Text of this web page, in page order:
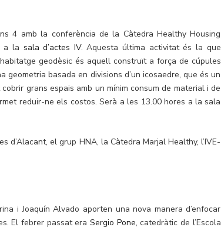
4 amb la conferència de la Càtedra Healthy Housing
a la sala d’actes IV. Aquesta última activitat és la que
geodèsic és aquell construït a força de cúpules
basada en divisions d’un icosaedre, que és un
grans espais amb un mínim consum de material i de
reduir-ne els costos. Serà a les 13.00 hores a la sala
d’Alacant, el grup HNA, la Càtedra Marjal Healthy, l’IVE-
i Joaquín Alvado aporten una nova manera d’enfocar
El febrer passat era Sergio Pone, catedràtic de l’Escola